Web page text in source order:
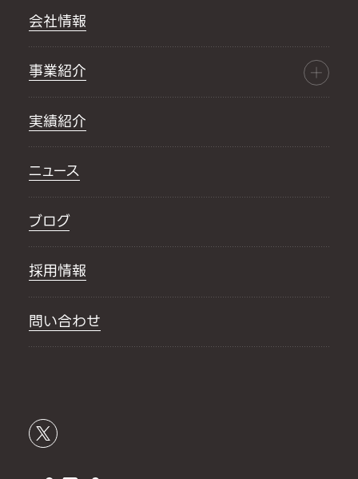
会社情報
事業紹介
実績紹介
ニュース
ブログ
採用情報
問い合わせ